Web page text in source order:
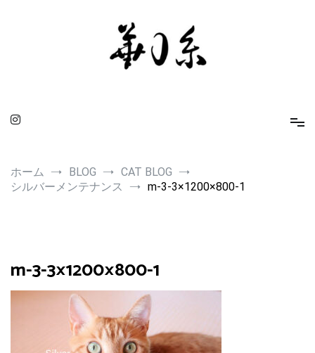
ホーム BLOG
CAT BLOG
シルバーメンテナンス
m-3-3×1200×800-1
m-3-3×1200×800-1